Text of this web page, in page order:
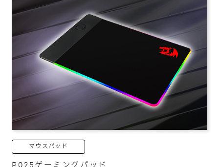
マウスパッド